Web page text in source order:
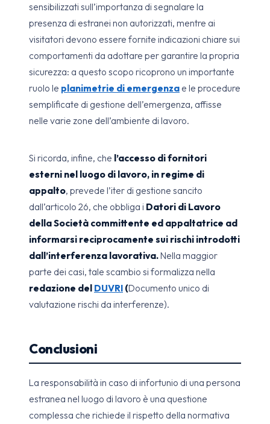
sensibilizzati sull’importanza di segnalare la
presenza di estranei non autorizzati, mentre ai
visitatori devono essere fornite indicazioni chiare sui
comportamenti da adottare per garantire la propria
sicurezza: a questo scopo ricoprono un importante
ruolo le planimetrie di emergenza e le procedure
semplificate di gestione dell’emergenza, affisse
nelle varie zone dell’ambiente di lavoro.
Si ricorda, infine, che l’accesso di fornitori
esterni nel luogo di lavoro, in regime di
appalto, prevede l’iter di gestione sancito
dall’articolo 26, che obbliga i Datori di Lavoro
della Società committente ed appaltatrice ad
informarsi reciprocamente sui rischi introdotti
dall’interferenza lavorativa.Nella maggior
parte dei casi, tale scambio si formalizza nella
redazione del DUVRI (Documento unico di
valutazione rischi da interferenze).
Conclusioni
La responsabilità in caso di infortunio di una persona
estranea nel luogo di lavoro è una questione
complessa che richiede il rispetto della normativa